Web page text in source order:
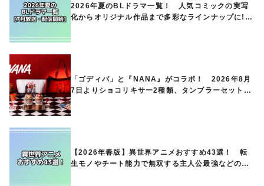
2026年夏のBLドラマ一覧！ 人気コミックの実写
化からオリジナル作品まで多彩なラインナップに!!
「ゴディバ」と『NANA』がコラボ！ 2026年8月
7日よりショコリキサー2種類、タンブラーセットな
【2026年春版】異世界アニメおすすめ43選！ 転
生モノやチート能力で無双する主人公最強などの人